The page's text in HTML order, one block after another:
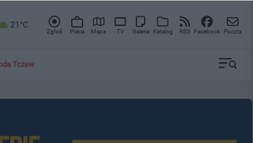
21°C
Zgłoś Praca Mapa TV Galeria Katalog RSS Facebook Poczta
Tczew